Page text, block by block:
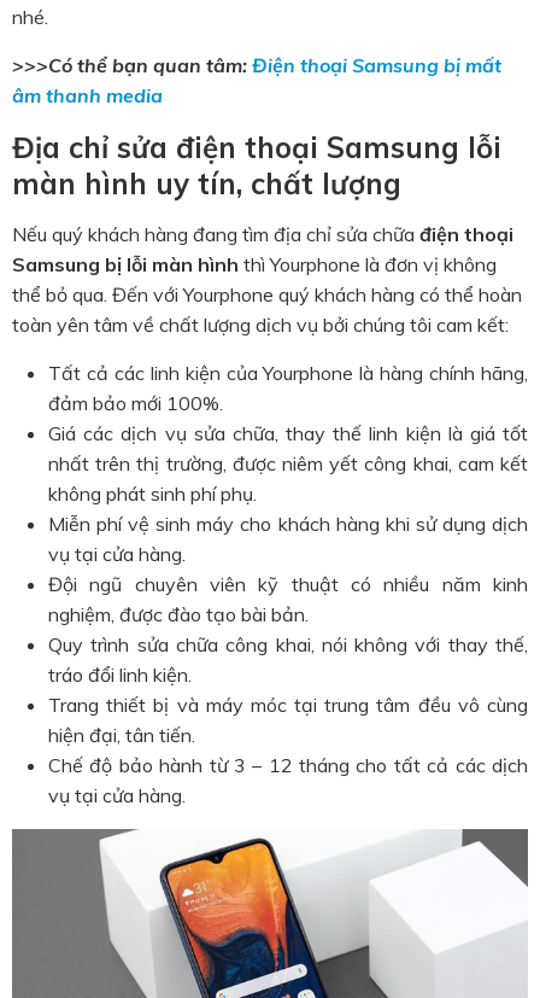
nhé.
>>>Có thể bạn quan tâm: Điện thoại Samsung bị mất
âm thanh media
Địa chỉ sửa điện thoại Samsung lỗi
màn hình uy tín, chất lượng
Nếu quý khách hàng đang tìm địa chỉ sửa chữa điện thoại
Samsung bị lỗi màn hình thì Yourphone là đơn vị không
thể bỏ qua. Đến với Yourphone quý khách hàng có thể hoàn
toàn yên tâm về chất lượng dịch vụ bởi chúng tôi cam kết:
Tất cả các linh kiện của Yourphone là hàng chính hãng,
đảm bảo mới 100%.
Giá các dịch vụ sửa chữa, thay thế linh kiện là giá tốt
nhất trên thị trường, được niêm yết công khai, cam kết
không phát sinh phí phụ.
Miễn phí vệ sinh máy cho khách hàng khi sử dụng dịch
vụ tại cửa hàng.
Đội ngũ chuyên viên kỹ thuật có nhiều năm kinh
nghiệm, được đào tạo bài bản.
Quy trình sửa chữa công khai, nói không với thay thế,
tráo đổi linh kiện.
Trang thiết bị và máy móc tại trung tâm đều vô cùng
hiện đại, tân tiến.
Chế độ bảo hành từ 3 – 12 tháng cho tất cả các dịch
vụ tại cửa hàng.